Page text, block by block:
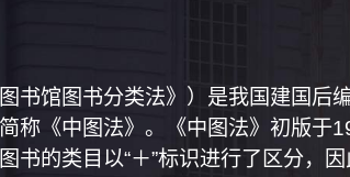
书馆图书分类法》）是我国建国
称《中图法》。《中图法》初版
书的类目以“＋”标识进行了区分，